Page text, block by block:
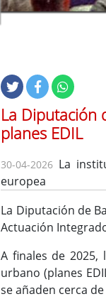
La Diputación
planes EDIL
30-04-2026 La
europea
La Diputación de
Actuación
A finales de
urbano (planes
se añaden cerca